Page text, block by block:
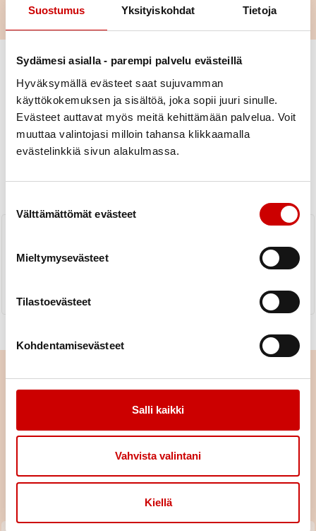
Suostumus Yksityiskohdat Tietoja
Sydämesi asialla - parempi palvelu evästeillä
Hyväksymällä evästeet saat sujuvamman
käyttökokemuksen ja sisältöä, joka sopii juuri sinulle.
Evästeet auttavat myös meitä kehittämään palvelua. Voit
muuttaa valintojasi milloin tahansa klikkaamalla
evästelinkkiä sivun alakulmassa.
Välttämättömät evästeet
Mieltymysevästeet
Tilastoevästeet
Kohdentamisevästeet
Salli kaikki
Vahvista valintani
Kiellä
Uutiset
Yhdistys Piiri KAIKKI UUTISET
Tulevat tapahtumat